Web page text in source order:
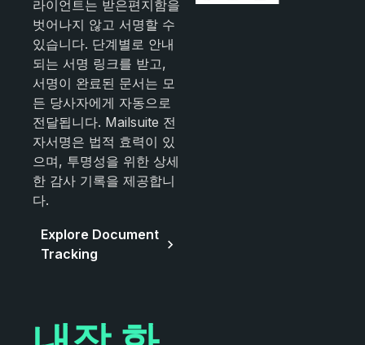
라이언트는 받은편지함을
벗어나지 않고 서명할 수
있습니다. 단계별로 안내
되는 서명 링크를 받고,
서명이 완료된 문서는 모
든 당사자에게 자동으로
전달됩니다. Mailsuite 전
자서명은 법적 효력이 있
으며, 투명성을 위한 상세
한 감사 기록을 제공합니
다.
Explore Document
Tracking